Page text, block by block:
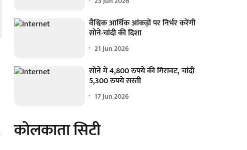
वैश्विक आर्थिक आंकड़ों पर निर्भर करेंगी
सोने-चांदी की दिशा
21 Jun 2026
सोने में 4,800 रुपये की गिरावट, चांदी
5,300 रुपये सस्ती
17 Jun 2026
कोलकाता सिटी